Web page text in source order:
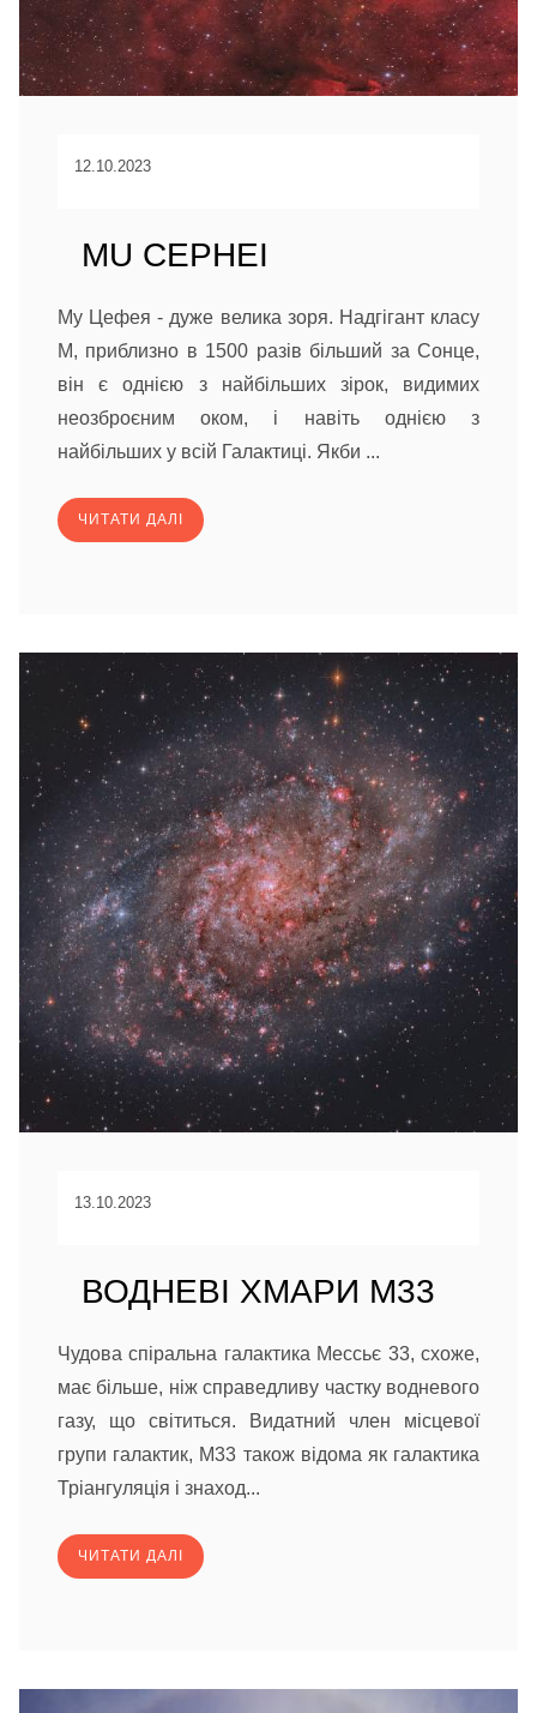
12.10.2023
MU CEPHEI
Му Цефея - дуже велика зоря. Надгігант класу
М, приблизно в 1500 разів більший за Сонце,
він є однією з найбільших зірок, видимих
неозброєним оком, і навіть однією з
найбільших у всій Галактиці. Якби ...
ЧИТАТИ ДАЛІ
13.10.2023
ВОДНЕВІ ХМАРИ M33
Чудова спіральна галактика Мессьє 33, схоже,
має більше, ніж справедливу частку водневого
газу, що світиться. Видатний член місцевої
групи галактик, M33 також відома як галактика
Тріангуляція і знаход...
ЧИТАТИ ДАЛІ